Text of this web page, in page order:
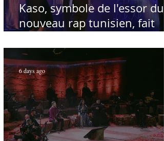
Kaso, symbole de l'essor du
nouveau rap tunisien, fait
international de Sfax - Par
Sofien Manaï
6 days ago